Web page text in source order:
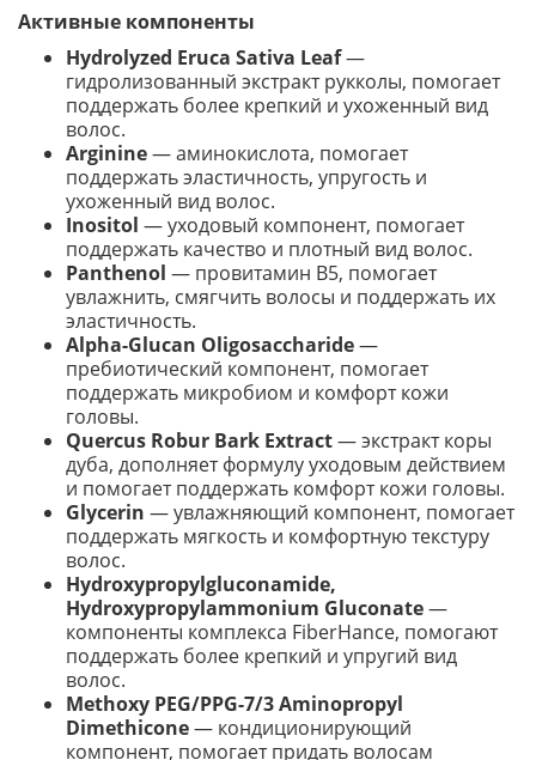
Активные компоненты
Hydrolyzed Eruca Sativa Leaf—
гидролизованный экстракт рукколы, помогает
поддержать более крепкий и ухоженный вид
волос.
Arginine— аминокислота, помогает
поддержать эластичность, упругость и
ухоженный вид волос.
Inositol — уходовый компонент, помогает
поддержать качество и плотный вид волос.
Panthenol — провитамин B5, помогает
увлажнить, смягчить волосы и поддержать их
эластичность.
Alpha-Glucan Oligosaccharide—
пребиотический компонент, помогает
поддержать микробиом и комфорт кожи
головы.
Quercus Robur Bark Extract— экстракт коры
дуба, дополняет формулу уходовым действием
и помогает поддержать комфорт кожи головы.
Glycerin — увлажняющий компонент, помогает
поддержать мягкость и комфортную текстуру
волос.
Hydroxypropylgluconamide,
Hydroxypropylammonium Gluconate—
компоненты комплекса FiberHance, помогают
поддержать более крепкий и упругий вид
волос.
Methoxy PEG/PPG-7/3 Aminopropyl
Dimethicone— кондиционирующий
компонент, помогает придать волосам